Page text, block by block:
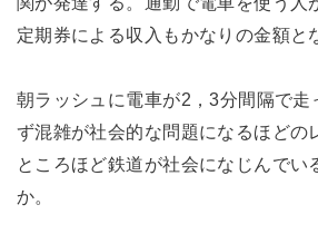
定期券による収入もかなりの金額と
朝ラッシュに電車が2，3分間隔で走
ず混雑が社会的な問題になるほどの
ところほど鉄道が社会になじんでい
か。